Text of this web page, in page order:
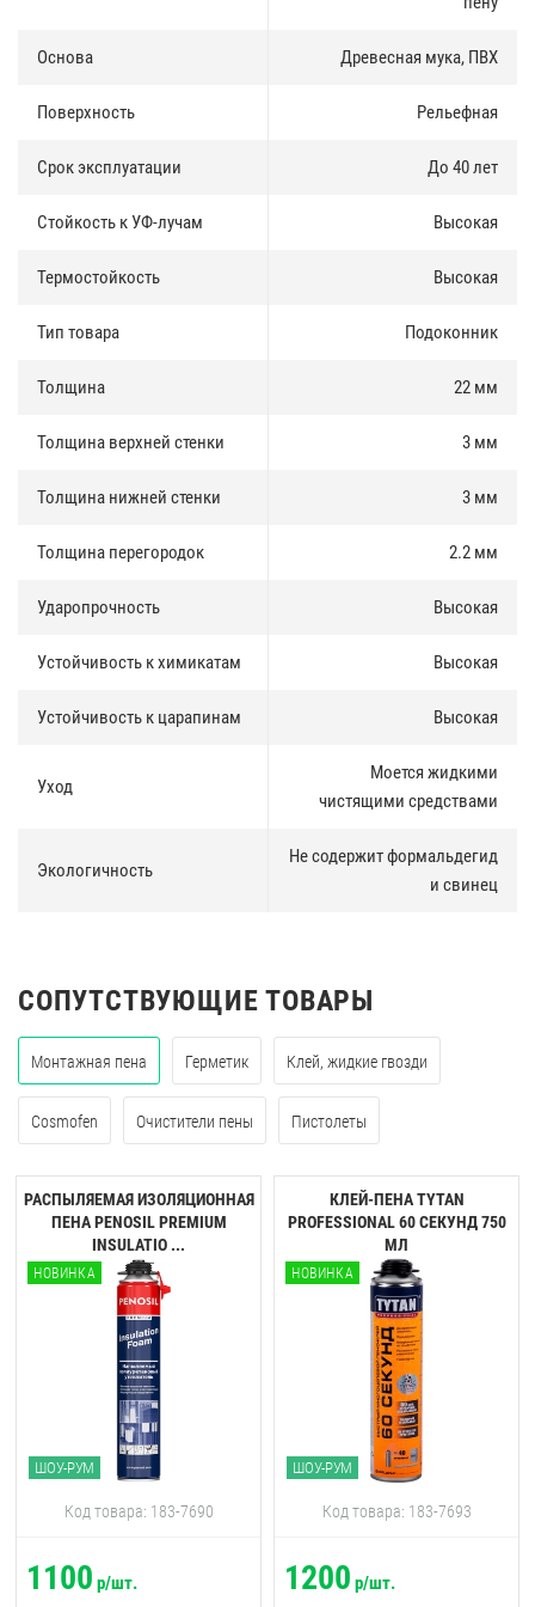
Основа Древесная мука, ПВХ
Поверхность Рельефная
Срок эксплуатации До 40 лет
Стойкость к УФ-лучам Высокая
Термостойкость Высокая
Тип товара Подоконник
Толщина 22 мм
Толщина верхней стенки 3 мм
Толщина нижней стенки 3 мм
Толщина перегородок 2.2 мм
Ударопрочность Высокая
Устойчивость к химикатам Высокая
Устойчивость к царапинам Высокая
Уход
Моется жидкими
чистящими средствами
Экологичность
Не содержит формальдегид
и свинец
СОПУТСТВУЮЩИЕ ТОВАРЫ
Монтажная пена Герметик Клей, жидкие гвозди
Cosmofen Очистители пены Пистолеты
РАСПЫЛЯЕМАЯ ИЗОЛЯЦИОННАЯ
ПЕНА PENOSIL PREMIUM
INSULATIO ...
НОВИНКА
ШОУ-РУМ
Код товара: 183-7690
1100 р/шт.
КЛЕЙ-ПЕНА TYTAN
PROFESSIONAL 60 CЕКУНД 750
МЛ
НОВИНКА
ШОУ-РУМ
Код товара: 183-7693
1200 р/шт.